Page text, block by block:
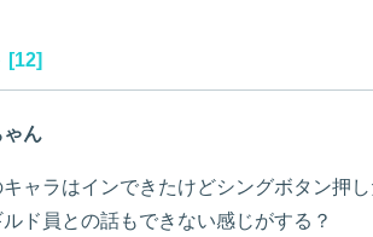
[12]
ん
ャラはインできたけどシングボタン押
ド員との話もできない感じがする？